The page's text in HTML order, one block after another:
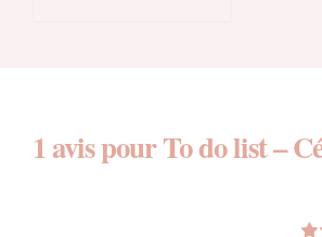
1 avis pourTo do list –